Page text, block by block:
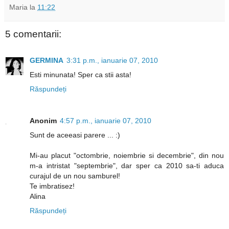
Maria la 11:22
5 comentarii:
GERMINA 3:31 p.m., ianuarie 07, 2010
Esti minunata! Sper ca stii asta!
Răspundeți
Anonim 4:57 p.m., ianuarie 07, 2010
Sunt de aceeasi parere ... :)
Mi-au placut "octombrie, noiembrie si decembrie", din nou
m-a intristat "septembrie", dar sper ca 2010 sa-ti aduca
curajul de un nou samburel!
Te imbratisez!
Alina
Răspundeți